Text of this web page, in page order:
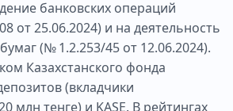
банковских операций
от 25.06.2024) и на деятельность
(№ 1.2.253/45 от 12.06.2024).
Казахстанского фонда
(вкладчики
млн тенге) и KASE. В рейтингах